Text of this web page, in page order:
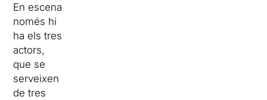
En escena
només hi
ha els tres
actors,
que se
serveixen
de tres